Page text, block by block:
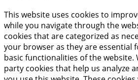
This website uses cookies to
while you navigate through the
cookies that are categorized as
your browser as they are essential
basic functionalities of the website.
party cookies that help us analyze